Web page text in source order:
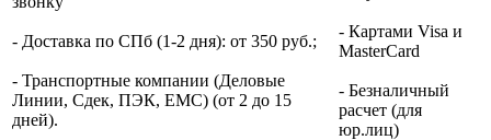
- Доставка по СПб (1-2 дня): от 350 руб.;
- Транспортные компании (Деловые
Линии, Сдек, ПЭК, ЕМС) (от 2 до 15
дней).
- Картами Visa и
MasterCard
- Безналичный
расчет (для
юр.лиц)